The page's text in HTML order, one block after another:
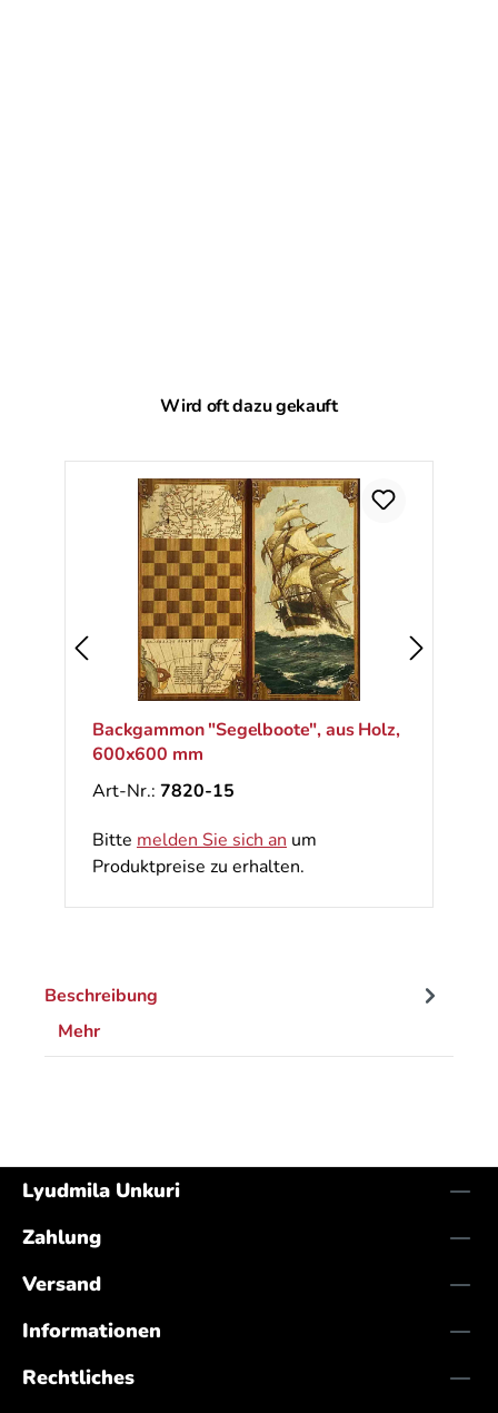
Produktgalerie überspringen
Wird oft dazu gekauft
Backgammon "Segelboote", aus Holz,
600x600 mm
Art-Nr.: 7820-15
Bitte melden Sie sich an um
Produktpreise zu erhalten.
Beschreibung
Mehr
Lyudmila Unkuri
Zahlung
Versand
Informationen
Rechtliches